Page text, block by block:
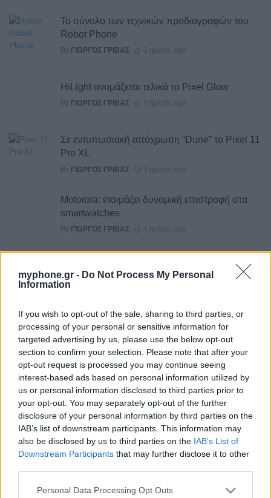
myphone.gr - Do Not Process My Personal
Information
If you wish to opt-out of the sale, sharing to third parties, or
processing of your personal or sensitive information for
targeted advertising by us, please use the below opt-out
section to confirm your selection. Please note that after your
opt-out request is processed you may continue seeing
interest-based ads based on personal information utilized by
us or personal information disclosed to third parties prior to
your opt-out. You may separately opt-out of the further
disclosure of your personal information by third parties on the
IAB’s list of downstream participants. This information may
also be disclosed by us to third parties on the IAB’s List of
Downstream Participants that may further disclose it to other
Personal Data Processing Opt Outs
Το σύνολο των τεχνικών προδιαγραφών του
Robot Phone
By ΓΙΏΡΓΟΣ ΓΡΊΒΑΣ 2 ημέρες ago
HiLight ονομάζεται τελικά το Pixel Glow
By ΓΙΏΡΓΟΣ ΓΡΊΒΑΣ 2 ημέρες ago
Σε εντυπωσιακή απόχρωση “Dune” το Pixel 11
Pro XL
By ΓΙΏΡΓΟΣ ΓΡΊΒΑΣ 3 ημέρες ago
Motorola: ετοιμάζει δυναμική επιστροφή στα
smartwatches
By ΓΙΏΡΓΟΣ ΓΡΊΒΑΣ 4 ημέρες ago
καλοκαιριού έχει την υπογραφή της Xiaomi
Η Vodafone στηρίζει τους συνδρομητές της στο
Ρέθυμνο
ΓΙΏΡΓΟΣ ΓΡΊΒΑΣ 7 ημέρες ago
Η Lenovo ανεβαίνει στη θέση 153 της λίστας
«Fortune Global 500»
ByΓΙΏΡΓΟΣ ΓΡΊΒΑΣ 7 ημέρες ago
By ΓΙΏΡΓΟΣ ΓΡΊΒΑΣ 7 ημέρες ago